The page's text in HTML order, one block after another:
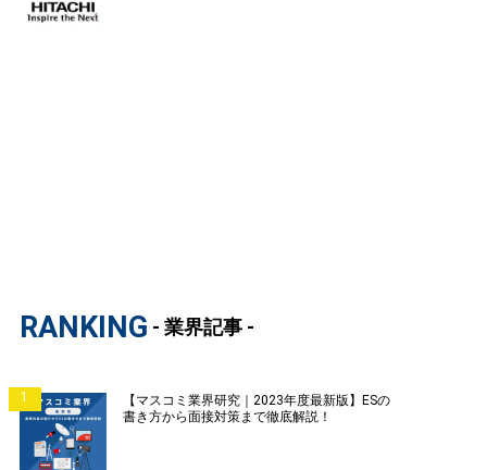
RANKING - 業界記事 -
1
【マスコミ業界研究｜2023年度最新版】ESの
書き方から面接対策まで徹底解説！